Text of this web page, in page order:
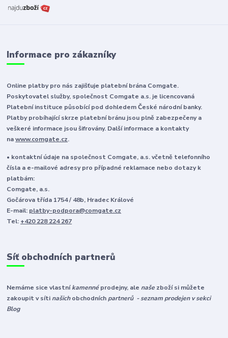
Informace pro zákazníky
Online platby pro nás zajišťuje platební brána Comgate.
Poskytovatel služby, společnost Comgate a.s. je licencovaná
Platební instituce působící pod dohledem České národní banky.
Platby probíhající skrze platební bránu jsou plně zabezpečeny a
veškeré informace jsou šifrovány. Další informace a kontakty
nawww.comgate.cz.
• kontaktní údaje na společnost Comgate, a.s. včetně telefonního
čísla a e-mailové adresy pro případné reklamace nebo dotazy k
platbám:
Comgate, a.s.
Gočárova třída 1754 / 48b, Hradec Králové
E-mail: platby-podpora@comgate.cz
Tel: +420 228 224 267
Síť obchodních partnerů
Nemáme sice vlastníkamennéprodejny, ale naše zboží si můžete
zakoupit v síti našichobchodních partnerů - seznam prodejen v sekci
Blog